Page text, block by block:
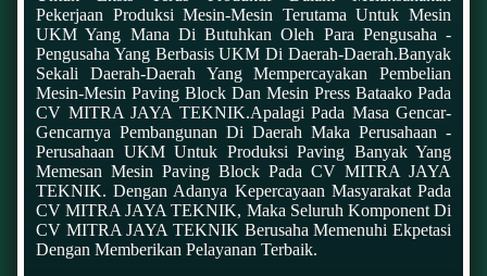
Pekerjaan Produksi Mesin-Mesin Terutama Untuk Mesin
UKM Yang Mana Di Butuhkan Oleh Para Pengusaha -
Pengusaha Yang Berbasis UKM Di Daerah-Daerah.Banyak
Sekali Daerah-Daerah Yang Mempercayakan Pembelian
Mesin-Mesin Paving Block Dan Mesin Press Bataako Pada
CV MITRA JAYA TEKNIK.Apalagi Pada Masa Gencar-
Gencarnya Pembangunan Di Daerah Maka Perusahaan -
Perusahaan UKM Untuk Produksi Paving Banyak Yang
Memesan Mesin Paving Block Pada CV MITRA JAYA
TEKNIK. Dengan Adanya Kepercayaan Masyarakat Pada
CV MITRA JAYA TEKNIK, Maka Seluruh Komponent Di
CV MITRA JAYA TEKNIK Berusaha Memenuhi Ekpetasi
Dengan Memberikan Pelayanan Terbaik.